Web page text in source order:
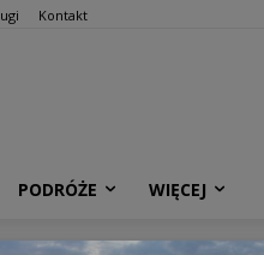
Kontakt
PODRÓŻE WIĘCEJ